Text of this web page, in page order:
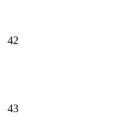
42
43